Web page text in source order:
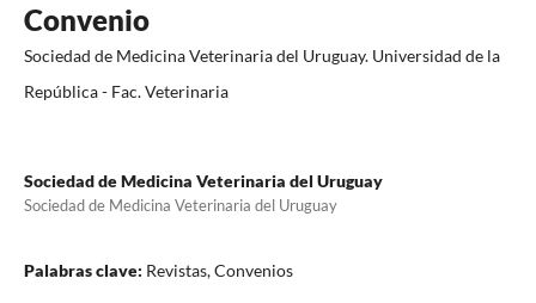
Convenio
Sociedad de Medicina Veterinaria del Uruguay. Universidad de la
República - Fac. Veterinaria
Sociedad de Medicina Veterinaria del Uruguay
Sociedad de Medicina Veterinaria del Uruguay
Palabras clave: Revistas, Convenios